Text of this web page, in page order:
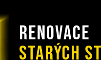
RENOVACE
STARÝCH